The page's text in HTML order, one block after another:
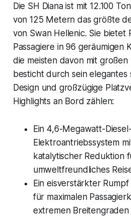
Die SH Diana ist mit 12.100
von 125 Metern das größte
von Swan Hellenic. Sie bietet
Passagiere in 96 geräumigen
die meisten davon mit großen
besticht durch sein elegantes
Design und großzügige
Highlights an Bord zählen:
Ein 4,6-Megawatt-Diesel-
Elektroantriebssystem
katalytischer Reduktion
umweltfreundliches
Ein eisverstärkter
für maximalen
extremen Breitengraden